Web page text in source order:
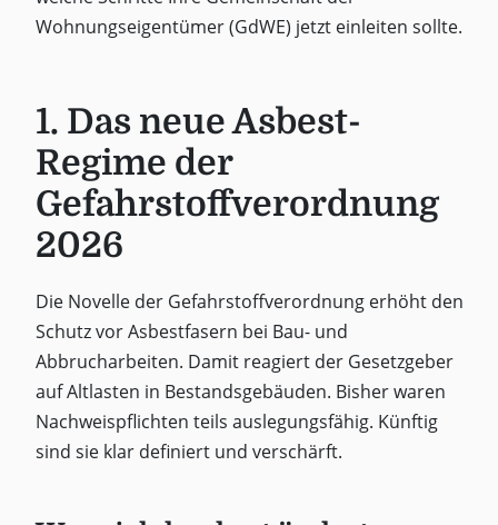
Wohnungseigentümer (GdWE) jetzt einleiten sollte.
1. Das neue Asbest-
Regime der
Gefahrstoffverordnung
2026
Die Novelle der Gefahrstoffverordnung erhöht den
Schutz vor Asbestfasern bei Bau- und
Abbrucharbeiten. Damit reagiert der Gesetzgeber
auf Altlasten in Bestandsgebäuden. Bisher waren
Nachweispflichten teils auslegungsfähig. Künftig
sind sie klar definiert und verschärft.